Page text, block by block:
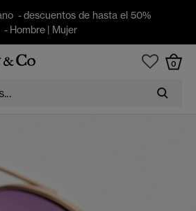
- descuentos de hasta el 50%
- Hombre| Mujer
0